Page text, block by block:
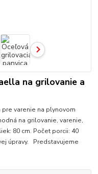
na grilovanie a
varenie na plynovom
na grilovanie, varenie,
80 cm. Počet porcii: 40
úpravy. Predstavujeme